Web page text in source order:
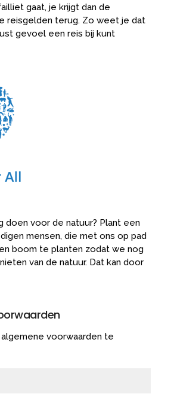
gaat, je krijgt dan de
reisgelden terug. Zo weet je dat
gevoel een reis bij kunt
doen voor de natuur? Plant een
mensen, die met ons op pad
boom te planten zodat we nog
van de natuur. Dat kan door
voorwaarden te